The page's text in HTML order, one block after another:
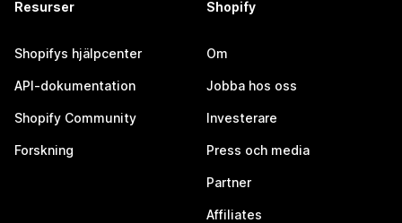
Resurser
Shopifys hjälpcenter
API-dokumentation
Shopify Community
Forskning
Shopify
Om
Jobba hos oss
Investerare
Press och media
Partner
Affiliates